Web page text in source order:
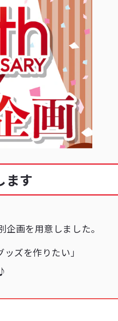
ます
画を用意しました。
ズを作りたい」